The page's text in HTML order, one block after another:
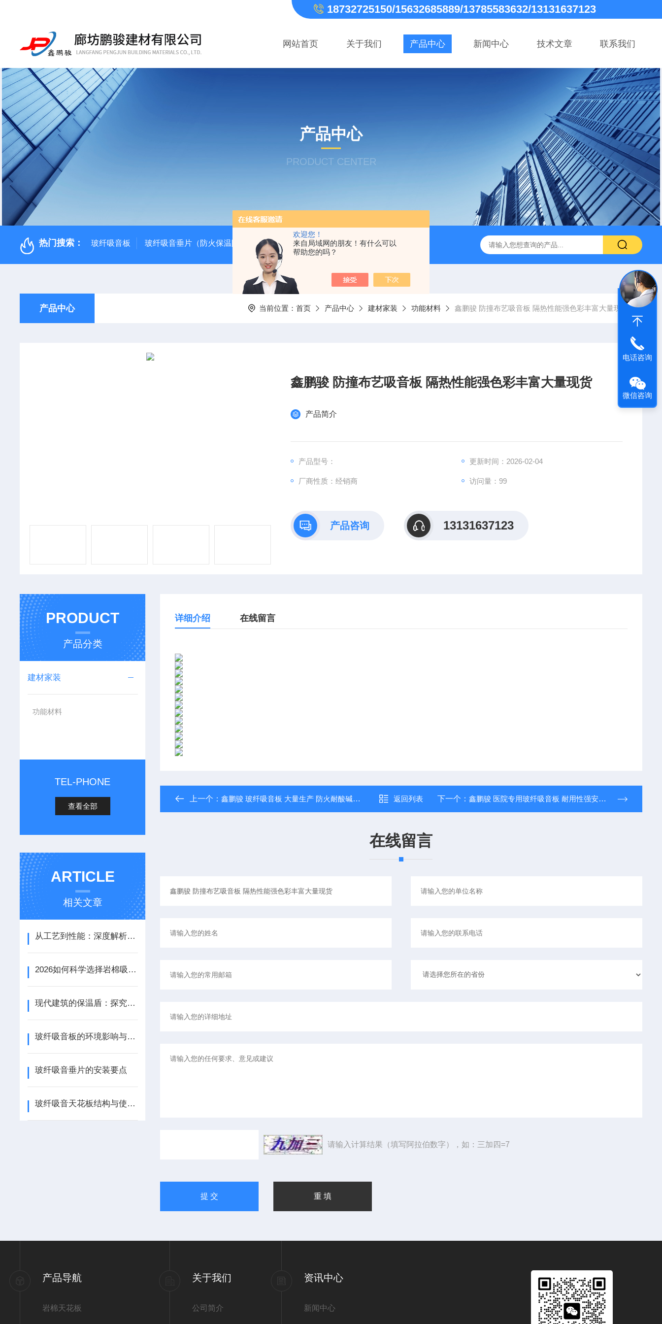
欢迎您！
来自局域网的朋友！有什么可以
帮助您的吗？
18732725150/15632685889/13785583632/13131637123
网站首页 关于我们 产品中心 新闻中心 技术文章 联系我们
产品中心
PRODUCT CENTER
热门搜索： 玻纤吸音板 玻纤吸音垂片（防火保温隔音降噪） 岩棉吸音板（吊顶专用装饰材料） 600*600 600*1200鑫鹏骏 岩棉天花板 防火抗下陷 吸音吊顶 玻纤
产品中心 当前位置： 首页 产品中心 建材家装 功能材料 鑫鹏骏 防撞布艺吸音板 隔热性能强色彩丰富大量现货
鑫鹏骏 防撞布艺吸音板 隔热性能强色彩丰富大量现货
产品简介
产品型号： 更新时间：2026-02-04
厂商性质：经销商 访问量：99
产品咨询 13131637123
PRODUCT
产品分类
建材家装
功能材料
TEL-PHONE
查看全部
ARTICLE
相关文章
从工艺到性能：深度解析铝天花吸音板的结构优势与应用场景
2026如何科学选择岩棉吸音板：性能参数、安装工艺与场景适配
现代建筑的保温盾：探究岩棉天花板的节能特性
玻纤吸音板的环境影响与可持续性探讨
玻纤吸音垂片的安装要点
玻纤吸音天花板结构与使用要点
详细介绍 在线留言
上一个：鑫鹏骏 玻纤吸音板 大量生产 防火耐酸碱性 可免费寄样 返回列表 下一个： 鑫鹏骏 医院专用玻纤吸音板 耐用性强安装简便 绿色环保 可定制
在线留言
请输入计算结果（填写阿拉伯数字），如：三加四=7
产品导航
岩棉天花板
关于我们
公司简介
资讯中心
新闻中心
电话咨询
微信咨询